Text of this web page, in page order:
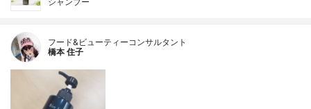
フード&ビューティーコンサルタント
橋本 住子